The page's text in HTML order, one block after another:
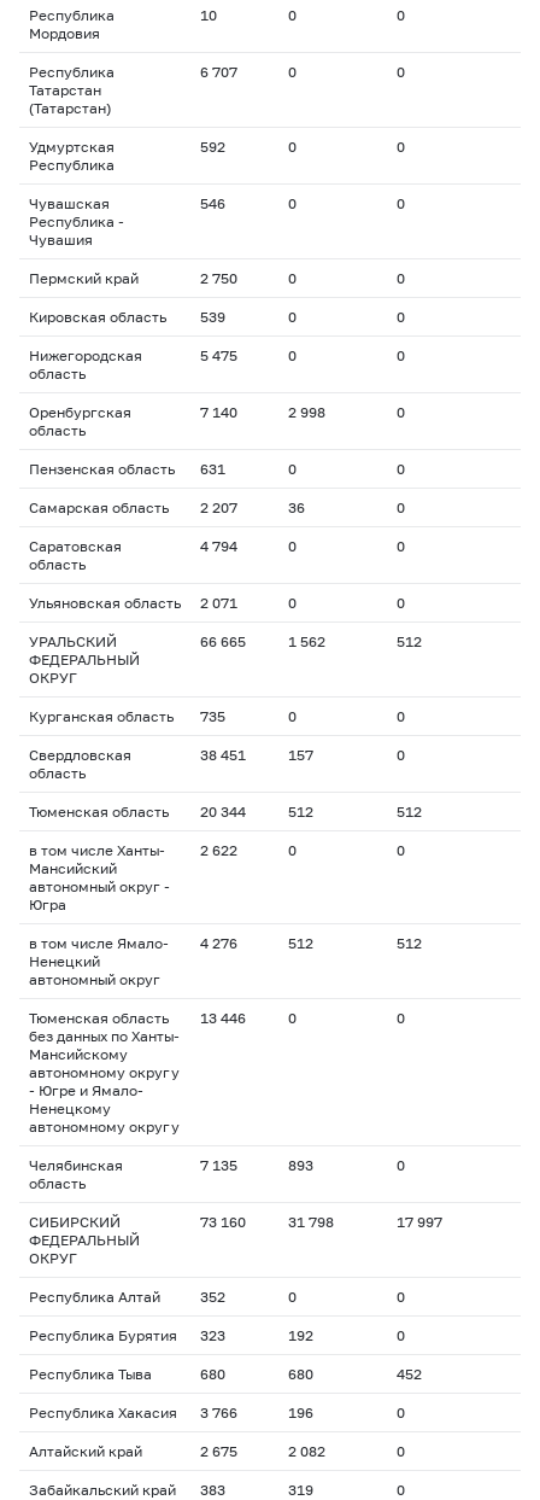
Республика
Мордовия
10 0 0
Республика
Татарстан
(Татарстан)
6 707 0 0
Удмуртская
Республика
592 0 0
Чувашская
Республика -
Чувашия
546 0 0
Пермский край 2 750 0 0
Кировская область 539 0 0
Нижегородская
область
5 475 0 0
Оренбургская
область
7 140 2 998 0
Пензенская область 631 0 0
Самарская область 2 207 36 0
Саратовская
область
4 794 0 0
Ульяновская область 2 071 0 0
УРАЛЬСКИЙ
ФЕДЕРАЛЬНЫЙ
ОКРУГ
66 665 1 562 512
Курганская область 735 0 0
Свердловская
область
38 451 157 0
Тюменская область 20 344 512 512
в том числе Ханты-
Мансийский
автономный округ -
Югра
2 622 0 0
в том числе Ямало-
Ненецкий
автономный округ
4 276 512 512
Тюменская область
без данных по Ханты-
Мансийскому
автономному округу
- Югре и Ямало-
Ненецкому
автономному округу
13 446 0 0
Челябинская
область
7 135 893 0
СИБИРСКИЙ
ФЕДЕРАЛЬНЫЙ
ОКРУГ
73 160 31 798 17 997
Республика Алтай 352 0 0
Республика Бурятия 323 192 0
Республика Тыва 680 680 452
Республика Хакасия 3 766 196 0
Алтайский край 2 675 2 082 0
Забайкальский край 383 319 0